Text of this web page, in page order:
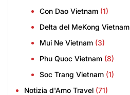
Con Dao Vietnam (1)
Delta del MeKong Vietnam
Mui Ne Vietnam (3)
Phu Quoc Vietnam (8)
Soc Trang Vietnam (1)
Notizia d'Amo Travel (71)